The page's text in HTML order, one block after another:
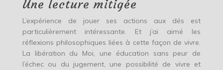
Une lecture mitigée
L’expérience de jouer ses actions aux dés est
particulièrement intéressante. Et j’ai aimé les
réflexions philosophiques liées à cette façon de vivre.
La libération du Moi, une éducation sans peur de
l’échec ou du jugement, une possibilité de vivre et